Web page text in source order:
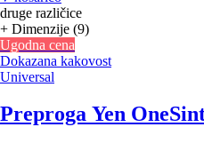
druge različice
+ Dimenzije (9)
Ugodna cena
Dokazana kakovost
Universal
Preproga Yen One